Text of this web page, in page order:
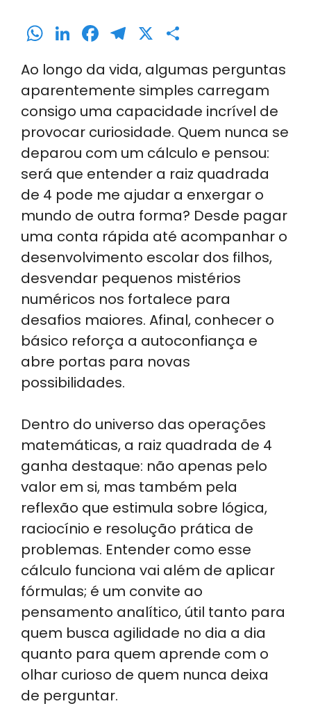
W
a
ts
A
p
p
Li
k
e
dI
n
F
c
e
b
o
o
k
T
e
gr
a
m
X
ar
e
Ao longo da vida, algumas perguntas
aparentemente simples carregam
consigo uma capacidade incrível de
provocar curiosidade. Quem nunca se
deparou com um cálculo e pensou:
será que entender a raiz quadrada
de 4 pode me ajudar a enxergar o
mundo de outra forma? Desde pagar
uma conta rápida até acompanhar o
desenvolvimento escolar dos filhos,
desvendar pequenos mistérios
numéricos nos fortalece para
desafios maiores. Afinal, conhecer o
básico reforça a autoconfiança e
abre portas para novas
possibilidades.
Dentro do universo das operações
matemáticas, a raiz quadrada de 4
ganha destaque: não apenas pelo
valor em si, mas também pela
reflexão que estimula sobre lógica,
raciocínio e resolução prática de
problemas. Entender como esse
cálculo funciona vai além de aplicar
fórmulas; é um convite ao
pensamento analítico, útil tanto para
quem busca agilidade no dia a dia
quanto para quem aprende com o
olhar curioso de quem nunca deixa
de perguntar.